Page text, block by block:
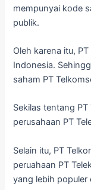
mempunyai kode
publik.
Oleh karena itu,
Indonesia.
saham PT
Sekilas tentang
perusahaan PT
Selain itu, PT
peruahaan PT
yang lebih populer